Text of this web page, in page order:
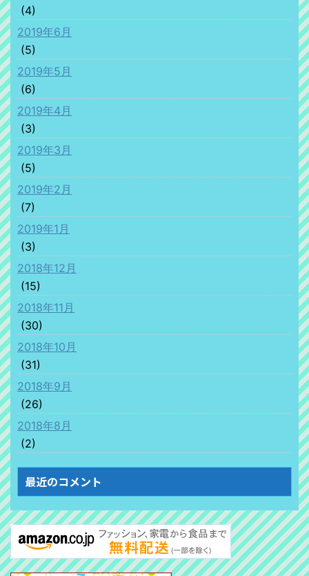
(4)
2019年6月
(5)
2019年5月
(6)
2019年4月
(3)
2019年3月
(5)
2019年2月
(7)
2019年1月
(3)
2018年12月
(15)
2018年11月
(30)
2018年10月
(31)
2018年9月
(26)
2018年8月
(2)
最近のコメント